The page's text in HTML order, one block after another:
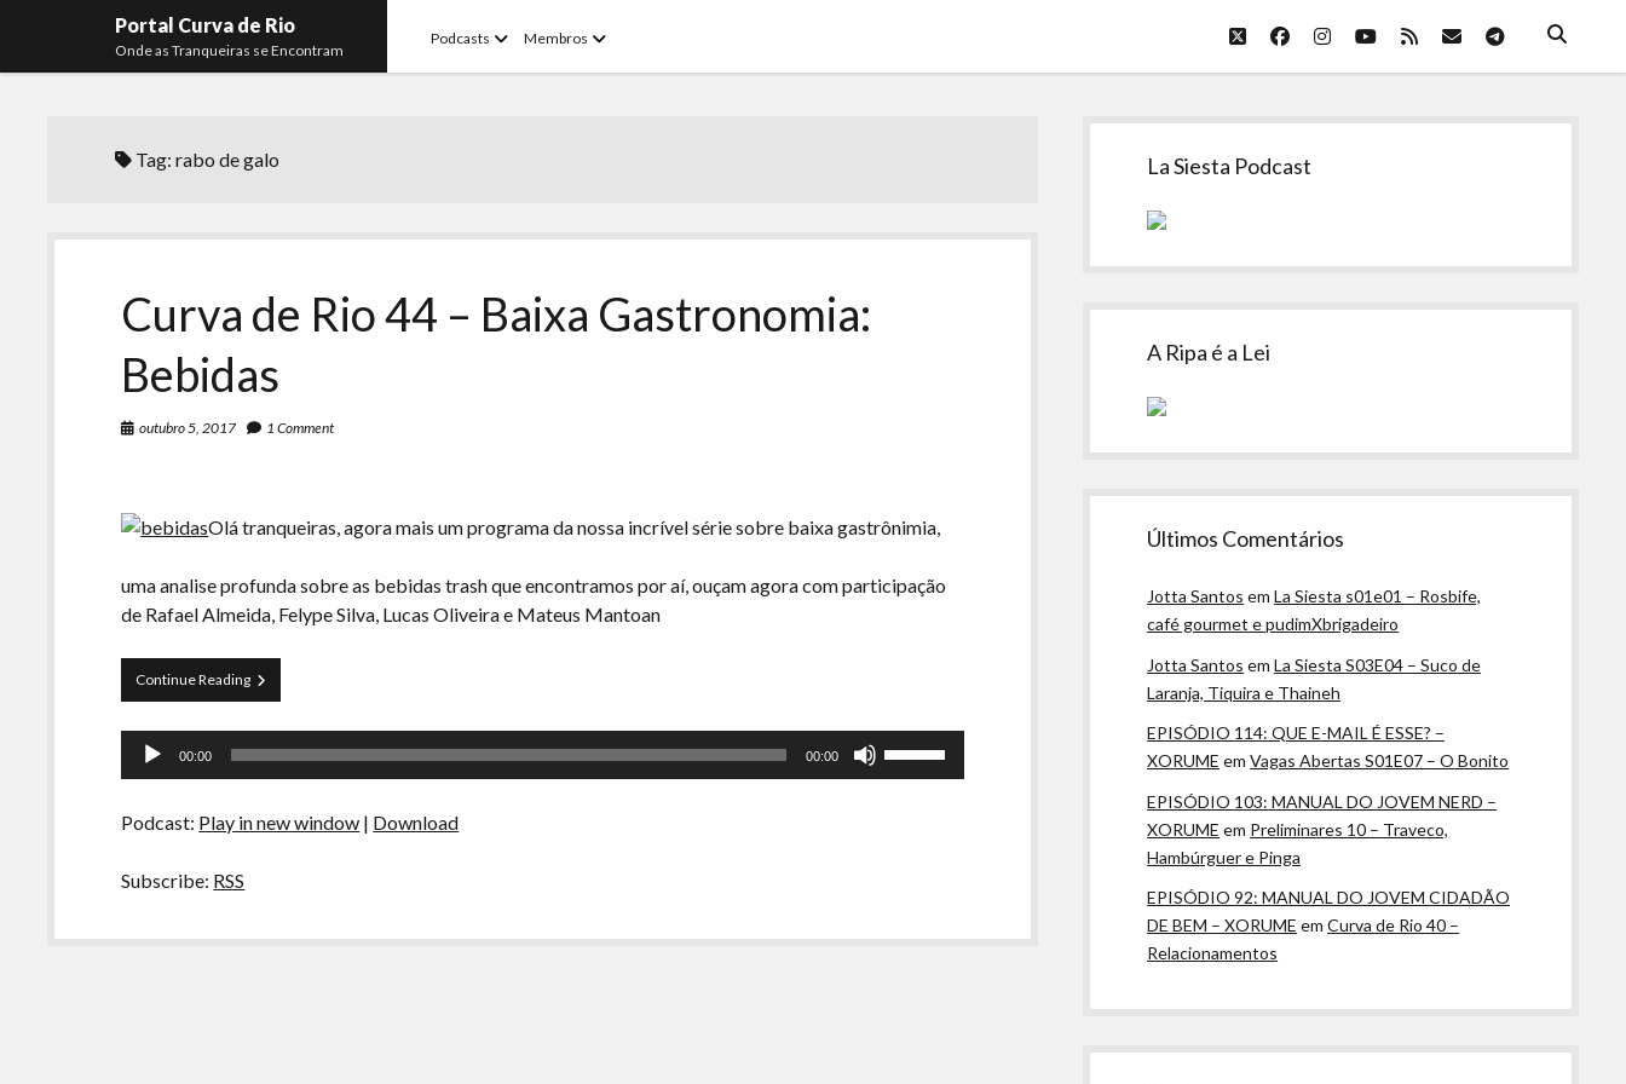
Portal Curva de Rio
Onde as Tranqueiras se Encontram
Podcasts openMembros open
twitterfacebookinstagram
youtube
rss emailtelegram
Tag:rabo de galo
Curva de Rio 44 – Baixa Gastronomia:
Bebidas
outubro 5, 2017 1 Comment
Olá tranqueiras, agora mais um programa da nossa incrível série sobre baixa gastrônimia,
uma analise profunda sobre as bebidas trash que encontramos por aí, ouçam agora com participação
de Rafael Almeida, Felype Silva, Lucas Oliveira e Mateus Mantoan
Continue ReadingCurva
de
–
Bebidas
Tocador
00:00 00:00
Podcast: Play in new window | Download
Subscribe: RSS
Sidebar
La Siesta Podcast
A Ripa é a Lei
Últimos Comentários
Jotta Santos emLa Siesta s01e01 – Rosbife,
café gourmet e pudimXbrigadeiro
Jotta Santos emLa Siesta S03E04 – Suco de
Laranja, Tiquira e Thaineh
EPISÓDIO 114: QUE E-MAIL É ESSE? –
XORUME emVagas Abertas S01E07 – O Bonito
EPISÓDIO 103: MANUAL DO JOVEM NERD –
XORUME em Preliminares 10 – Traveco,
Hambúrguer e Pinga
EPISÓDIO 92: MANUAL DO JOVEM CIDADÃO
DE BEM – XORUME emCurva de Rio 40 –
Relacionamentos